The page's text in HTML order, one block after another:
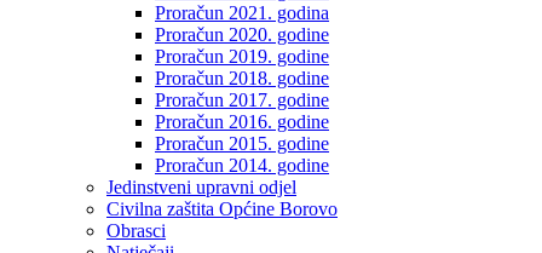
Proračun 2021. godina
Proračun 2020. godine
Proračun 2019. godine
Proračun 2018. godine
Proračun 2017. godine
Proračun 2016. godine
Proračun 2015. godine
Proračun 2014. godine
Jedinstveni upravni odjel
Civilna zaštita Općine Borovo
Obrasci